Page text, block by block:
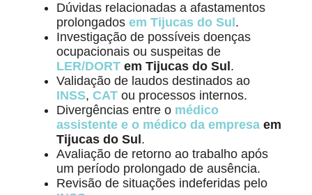
Dúvidas relacionadas a afastamentos
prolongadosem Tijucas do Sul .
Investigação de possíveis doenças
ocupacionais ou suspeitas de
LER/DORTem Tijucas do Sul .
Validação de laudos destinados ao
INSS,CAT ou processos internos.
Divergências entre o médico
assistente e o médico da empresa em
Tijucas do Sul .
Avaliação de retorno ao trabalho após
um período prolongado de ausência.
Revisão de situações indeferidas pelo